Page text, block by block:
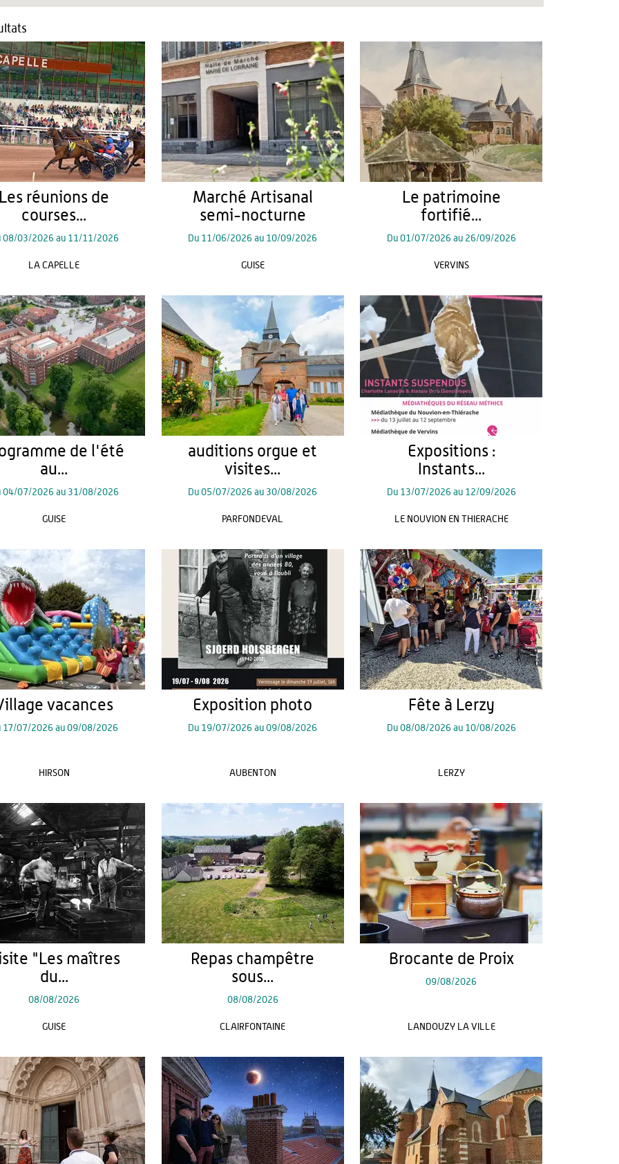
réunions de
courses...
08/03/2026 au 11/11/2026
LA CAPELLE
Marché Artisanal
semi-nocturne
Du 11/06/2026 au 10/09/2026
GUISE
Le patrimoine
fortifié...
Du 01/07/2026 au 26/09/2026
VERVINS
de l'été
au...
04/07/2026 au 31/08/2026
GUISE
auditions orgue et
visites...
Du05/07/2026 au 30/08/2026
PARFONDEVAL
Expositions :
Instants...
Du 13/07/2026 au 12/09/2026
LE NOUVION EN THIERACHE
vacances
17/07/2026 au09/08/2026
HIRSON
Exposition photo
Du 19/07/2026 au09/08/2026
AUBENTON
Fête à Lerzy
Du 08/08/2026 au 10/08/2026
LERZY
"Les maîtres
du...
08/08/2026
GUISE
Repas champêtre
sous...
08/08/2026
CLAIRFONTAINE
Brocante de Proix
09/08/2026
LANDOUZY LA VILLE